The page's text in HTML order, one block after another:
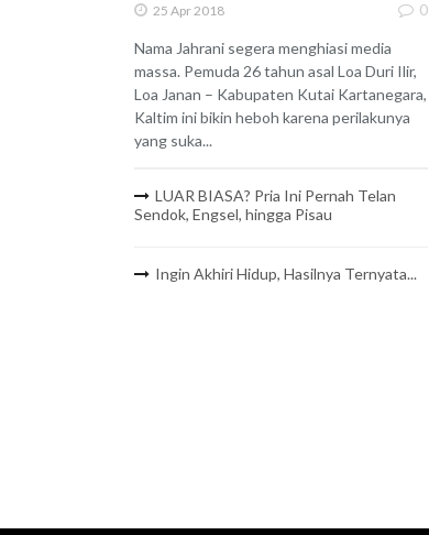
25 Apr 2018 0
Nama Jahrani segera menghiasi media
massa. Pemuda 26 tahun asal Loa Duri Ilir,
Loa Janan – Kabupaten Kutai Kartanegara,
Kaltim ini bikin heboh karena perilakunya
yang suka...
LUAR BIASA? Pria Ini Pernah Telan
Sendok, Engsel, hingga Pisau
Ingin Akhiri Hidup, Hasilnya Ternyata...